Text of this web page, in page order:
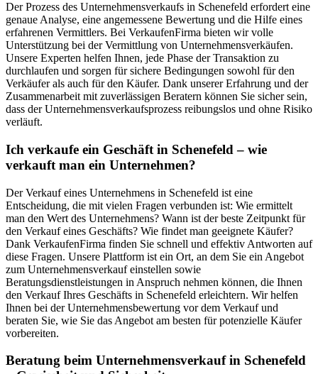
Der Prozess des Unternehmensverkaufs in Schenefeld erfordert eine
genaue Analyse, eine angemessene Bewertung und die Hilfe eines
erfahrenen Vermittlers. Bei VerkaufenFirma bieten wir volle
Unterstützung bei der Vermittlung von Unternehmensverkäufen.
Unsere Experten helfen Ihnen, jede Phase der Transaktion zu
durchlaufen und sorgen für sichere Bedingungen sowohl für den
Verkäufer als auch für den Käufer. Dank unserer Erfahrung und der
Zusammenarbeit mit zuverlässigen Beratern können Sie sicher sein,
dass der Unternehmensverkaufsprozess reibungslos und ohne Risiko
verläuft.
Ich verkaufe ein Geschäft in Schenefeld – wie
verkauft man ein Unternehmen?
Der Verkauf eines Unternehmens in Schenefeld ist eine
Entscheidung, die mit vielen Fragen verbunden ist: Wie ermittelt
man den Wert des Unternehmens? Wann ist der beste Zeitpunkt für
den Verkauf eines Geschäfts? Wie findet man geeignete Käufer?
Dank VerkaufenFirma finden Sie schnell und effektiv Antworten auf
diese Fragen. Unsere Plattform ist ein Ort, an dem Sie ein Angebot
zum Unternehmensverkauf einstellen sowie
Beratungsdienstleistungen in Anspruch nehmen können, die Ihnen
den Verkauf Ihres Geschäfts in Schenefeld erleichtern. Wir helfen
Ihnen bei der Unternehmensbewertung vor dem Verkauf und
beraten Sie, wie Sie das Angebot am besten für potenzielle Käufer
vorbereiten.
Beratung beim Unternehmensverkauf in Schenefeld